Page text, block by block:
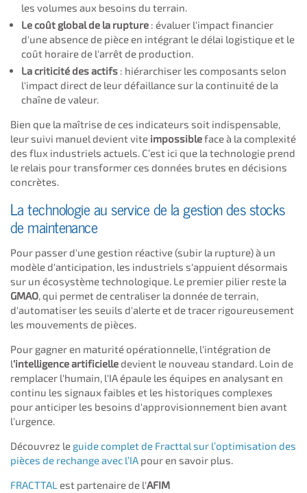
les volumes aux besoins du terrain.
Le coût global de la rupture : évaluer l'impact financier
d'une absence de pièce en intégrant le délai logistique et le
coût horaire de l'arrêt de production.
La criticité des actifs : hiérarchiser les composants selon
l'impact direct de leur défaillance sur la continuité de la
chaîne de valeur.
Bien que la maîtrise de ces indicateurs soit indispensable,
leur suivi manuel devient vite impossibleface à la complexité
des flux industriels actuels. C’est ici que la technologie prend
le relais pour transformer ces données brutes en décisions
concrètes.
La technologie au service de la gestion des stocks
de maintenance
Pour passer d'une gestion réactive (subir la rupture) à un
modèle d'anticipation, les industriels s'appuient désormais
sur un écosystème technologique. Le premier pilier reste la
GMAO , qui permet de centraliser la donnée de terrain,
d'automatiser les seuils d'alerte et de tracer rigoureusement
les mouvements de pièces.
Pour gagner en maturité opérationnelle, l'intégration de
l'intelligence artificielledevient le nouveau standard. Loin de
remplacer l'humain, l'IA épaule les équipes en analysant en
continu les signaux faibles et les historiques complexes
pour anticiper les besoins d'approvisionnement bien avant
l'urgence.
Découvrez le guide complet de Fracttal sur l’optimisation des
pièces de rechange avec l’IA pour en savoir plus.
FRACTTAL est partenaire de l'AFIM